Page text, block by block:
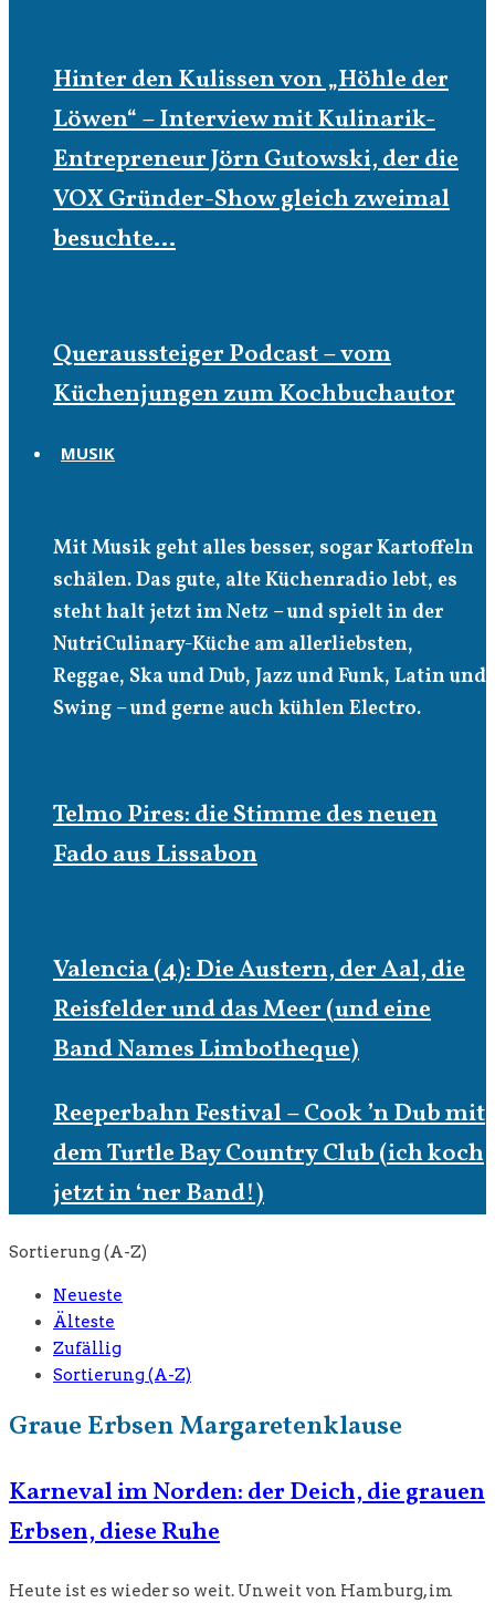
Hinter den Kulissen von „Höhle der
Löwen“ – Interview mit Kulinarik-
Entrepreneur Jörn Gutowski, der die
VOX Gründer-Show gleich zweimal
besuchte…
Queraussteiger Podcast – vom
Küchenjungen zum Kochbuchautor
MUSIK
Mit Musik geht alles besser, sogar Kartoffeln
schälen. Das gute, alte Küchenradio lebt, es
steht halt jetzt im Netz – und spielt in der
NutriCulinary-Küche am allerliebsten,
Reggae, Ska und Dub, Jazz und Funk, Latin und
Swing – und gerne auch kühlen Electro.
Telmo Pires: die Stimme des neuen
Fado aus Lissabon
Valencia (4): Die Austern, der Aal, die
Reisfelder und das Meer (und eine
Band Names Limbotheque)
Reeperbahn Festival – Cook ’n Dub mit
dem Turtle Bay Country Club (ich koch
jetzt in ‘ner Band!)
Sortierung (A-Z)
Neueste
Älteste
Zufällig
Sortierung (A-Z)
Graue Erbsen Margaretenklause
Karneval im Norden: der Deich, die grauen
Erbsen, diese Ruhe
Heute ist es wieder so weit. Unweit von Hamburg, im